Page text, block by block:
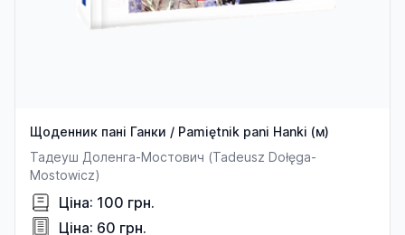
Щоденник пані Ганки / Pamiętnik pani Hanki (м)
Тадеуш Доленга-Мостович (Tadeusz Dołęga-
Mostowicz)
Ціна: 100 грн.
Ціна: 60 грн.